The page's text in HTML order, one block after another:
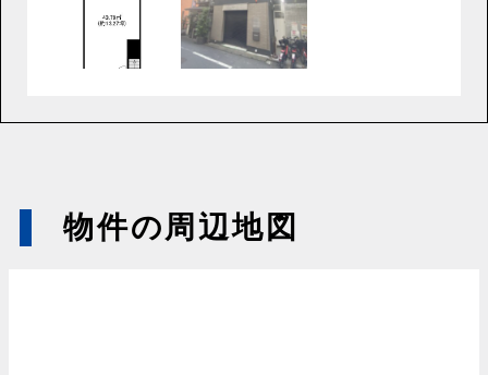
物件の周辺地図